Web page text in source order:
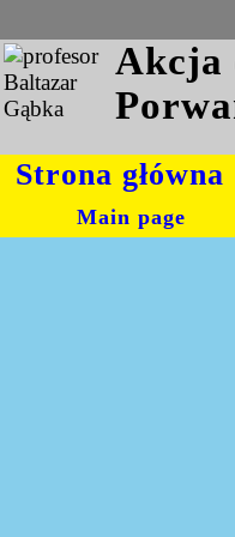
Akcja
Strona główna
Main page